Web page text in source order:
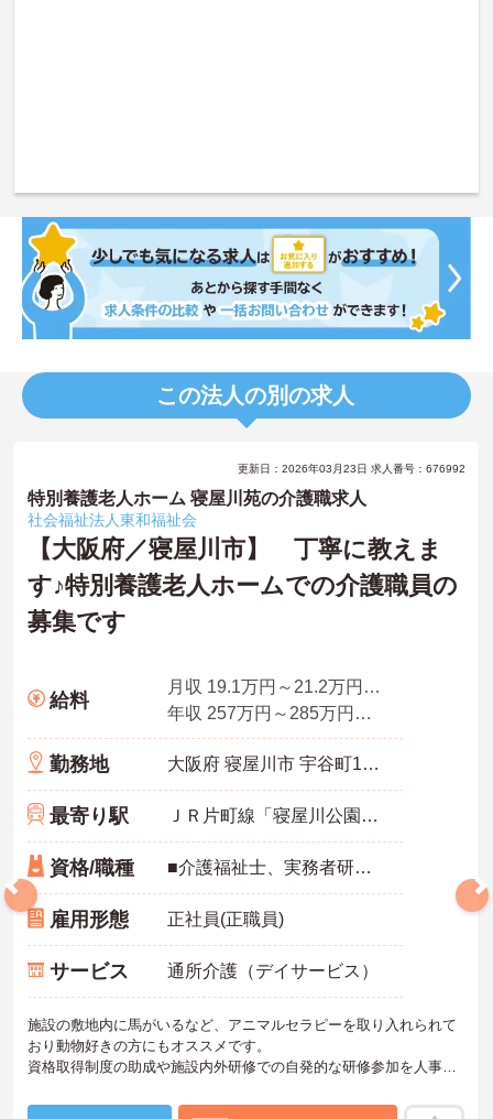
この法人の別の求人
更新日：2026年03月23日 求人番号：676992
特別養護老人ホーム 寝屋川苑の介護職求人
社会福祉法人東和福祉会
【大阪府／寝屋川市】 丁寧に教えま
す♪特別養護老人ホームでの介護職員の
募集です
給料
月収 19.1万円～21.2万円（諸手当込）
年収 257万円～285万円程度（賞与・諸手当込）
勤務地 大阪府 寝屋川市 宇谷町1番36号
最寄り駅 ＪＲ片町線「寝屋川公園駅」バス・車9分
資格/職種 ■介護福祉士、実務者研修（ヘルパー1級）、初任者研修（ヘルパー2級）のいずれか ※経験あれば尚可
雇用形態 正社員(正職員)
サービス 通所介護（デイサービス）
施設の敷地内に馬がいるなど、アニマルセラピーを取り入れられて
おり動物好きの方にもオススメです。
資格取得制度の助成や施設内外研修での自発的な研修参加を人事考
また残業少なめで、福利厚生も充実していますので、長く続けられ